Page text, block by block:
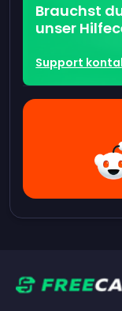
Brauchst
unser
Support